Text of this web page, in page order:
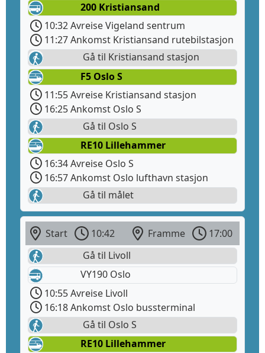
200 Kristiansand
10:32 Avreise Vigeland sentrum
11:27 Ankomst Kristiansand rutebilstasjon
Gå til Kristiansand stasjon
F5 Oslo S
11:55 Avreise Kristiansand stasjon
16:25 Ankomst Oslo S
Gå til Oslo S
RE10 Lillehammer
16:34 Avreise Oslo S
16:57 Ankomst Oslo lufthavn stasjon
Gå til målet
Start 10:42 Framme
17:00
Gå til Livoll
VY190 Oslo
10:55 Avreise Livoll
16:18 Ankomst Oslo bussterminal
Gå til Oslo S
RE10 Lillehammer